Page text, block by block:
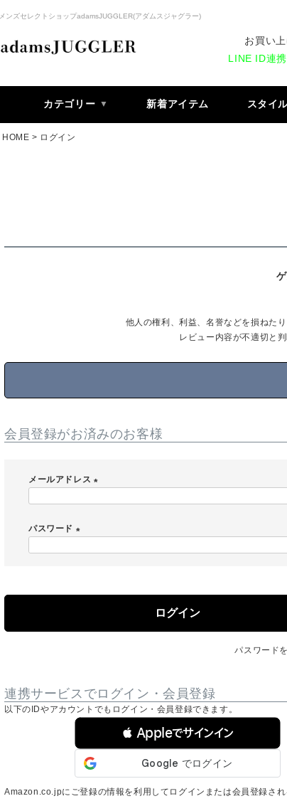
メンズセレクトショップadamsJUGGLER(アダムスジャグラー)
お買い
LINE ID連携
カテゴリー 新着アイテム スタイ
HOME ログイン
他人の権利、利益、名誉などを損ねた
レビュー内容が不適切と
会員登録がお済みのお客様
メールアドレス
パスワード
)
ログイン
パスワード
連携サービスでログイン・会員登録
以下のIDやアカウントでもログイン・会員登録できます。
 Appleでサインイン
Amazon.co.jpにご登録の情報を利用してログインまたは会員登録され